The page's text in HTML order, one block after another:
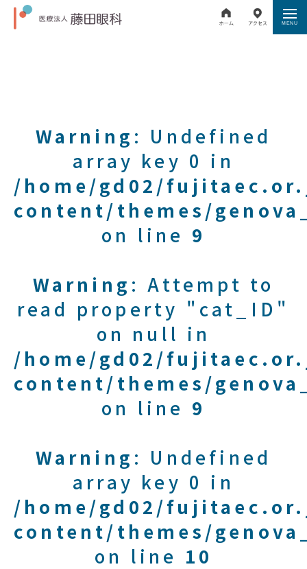
Warning : Undefined
array key 0 in
/home/gd02/
content/themes/
on line 9
Warning : Attempt to
read property "cat_ID"
on null in
/home/gd02/
content/themes/
on line 9
Warning : Undefined
array key 0 in
/home/gd02/
content/themes/
on line 10